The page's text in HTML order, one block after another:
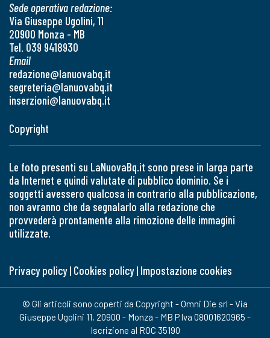
Sede operativa redazione:
Via Giuseppe Ugolini, 11
20900 Monza - MB
Tel. 039 9418930
Email
redazione@lanuovabq.it
segreteria@lanuovabq.it
inserzioni@lanuovabq.it
Copyright
Le foto presenti su LaNuovaBq.it sono prese in larga parte
da Internet e quindi valutate di pubblico dominio. Se i
soggetti avessero qualcosa in contrario alla pubblicazione,
non avranno che da segnalarlo alla redazione che
provvederà prontamente alla rimozione delle immagini
utilizzate.
Privacy policy| Cookies policy| Impostazione cookies
© Gli articoli sono coperti da Copyright - Omni Die srl - Via
Giuseppe Ugolini 11, 20900 - Monza - MB P.Iva 08001620965 -
Iscrizione al ROC 35190